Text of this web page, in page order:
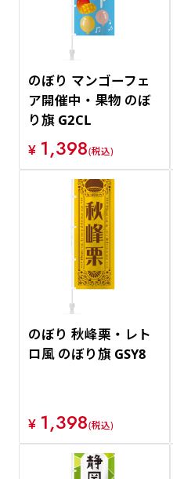
のぼり マンゴーフェ
ア開催中・果物 のぼ
り旗 G2CL
¥ 1,398(税込)
のぼり 秋峰栗・レト
ロ風 のぼり旗 GSY8
¥ 1,398(税込)